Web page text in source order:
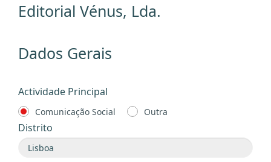
Editorial Vénus, Lda.
Dados Gerais
Actividade Principal
Comunicação Social Outra
Distrito